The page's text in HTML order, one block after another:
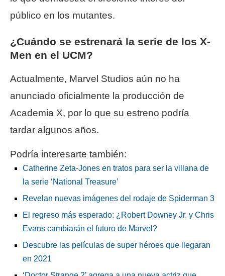
público en los mutantes.
¿Cuándo se estrenará la serie de los X-
Men en el UCM?
Actualmente, Marvel Studios aún no ha
anunciado oficialmente la producción de
Academia X, por lo que su estreno podría
tardar algunos años.
Podría interesarte también:
Catherine Zeta-Jones en tratos para ser la villana de
la serie ‘National Treasure’
Revelan nuevas imágenes del rodaje de Spiderman 3
El regreso más esperado: ¿Robert Downey Jr. y Chris
Evans cambiarán el futuro de Marvel?
Descubre las películas de super héroes que llegaran
en 2021